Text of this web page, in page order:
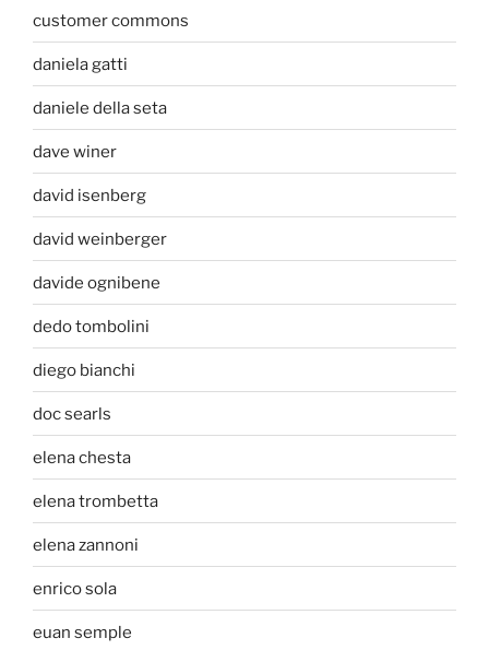
customer commons
daniela gatti
daniele della seta
dave winer
david isenberg
david weinberger
davide ognibene
dedo tombolini
diego bianchi
doc searls
elena chesta
elena trombetta
elena zannoni
enrico sola
euan semple